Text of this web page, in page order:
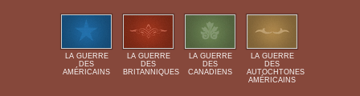
LA GUERRE
DES
AMÉRICAINS
LA GUERRE
DES
BRITANNIQUES
LA GUERRE
DES
CANADIENS
LA GUERRE
DES
AUTOCHTONES
AMÉRICAINS